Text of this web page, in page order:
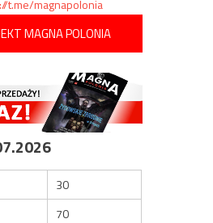
t.me/magnapolonia
MAGNA POLONIA
30
70